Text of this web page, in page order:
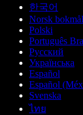
한국어
Norsk bokmål
Polski
Português
Русский
Українська
Español
Español
Svenska
ไทย